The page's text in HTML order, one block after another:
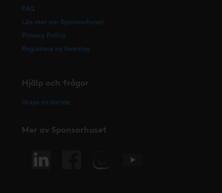
FAQ
Läs mer om Sponsorhuset
Privacy Policy
Registrera ny förening
Hjälp och frågor
Skapa ett ärende
Mer av Sponsorhuset